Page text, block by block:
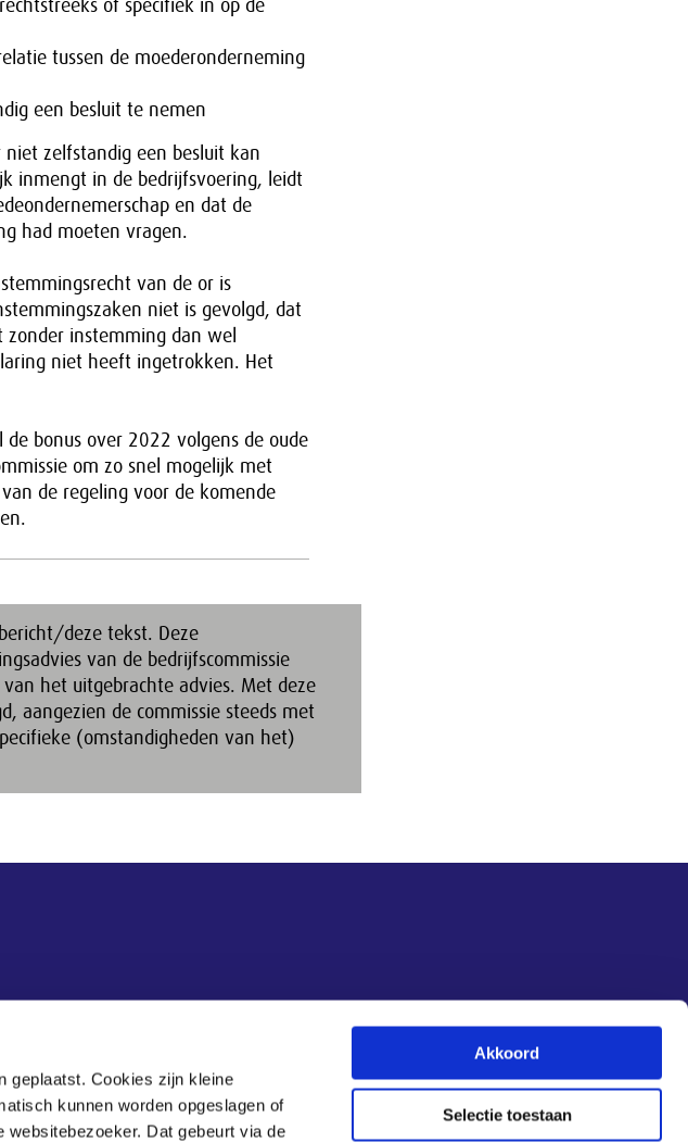
geplaatst. Cookies zijn kleine
kunnen worden opgeslagen of
Dat gebeurt via de
Akkoord
Selectie toestaan
of specifiek in op de
tussen de moederonderneming
een besluit te nemen
zelfstandig een besluit kan
inmengt in de bedrijfsvoering, leidt
en dat de
had moeten vragen.
van de or is
niet is gevolgd, dat
instemming dan wel
niet heeft ingetrokken. Het
bonus over 2022 volgens de oude
om zo snel mogelijk met
de regeling voor de komende
deze tekst. Deze
van de bedrijfscommissie
het uitgebrachte advies. Met deze
aangezien de commissie steeds met
(omstandigheden van het)